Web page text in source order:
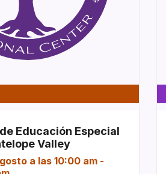
Educación Especial
Valley
a las 10:00 am -